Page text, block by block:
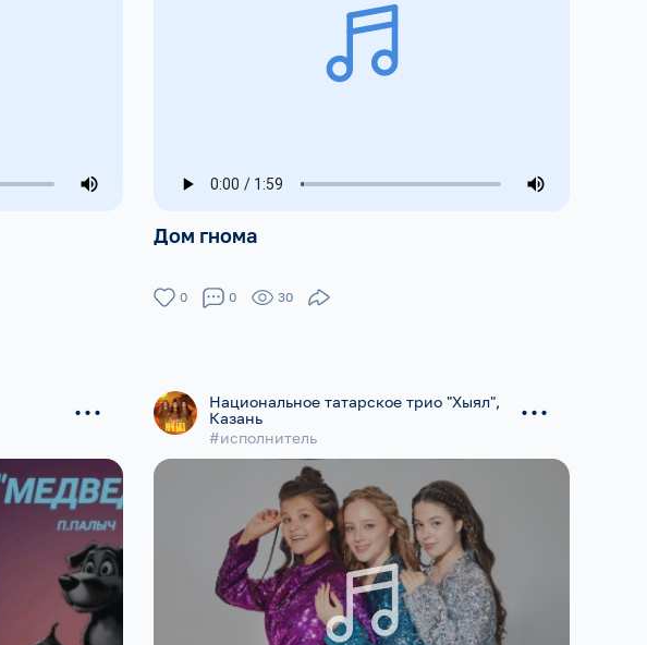
Дом гнома
0 0 30
...
Национальное татарское трио "Хыял",
Казань
#исполнитель
...